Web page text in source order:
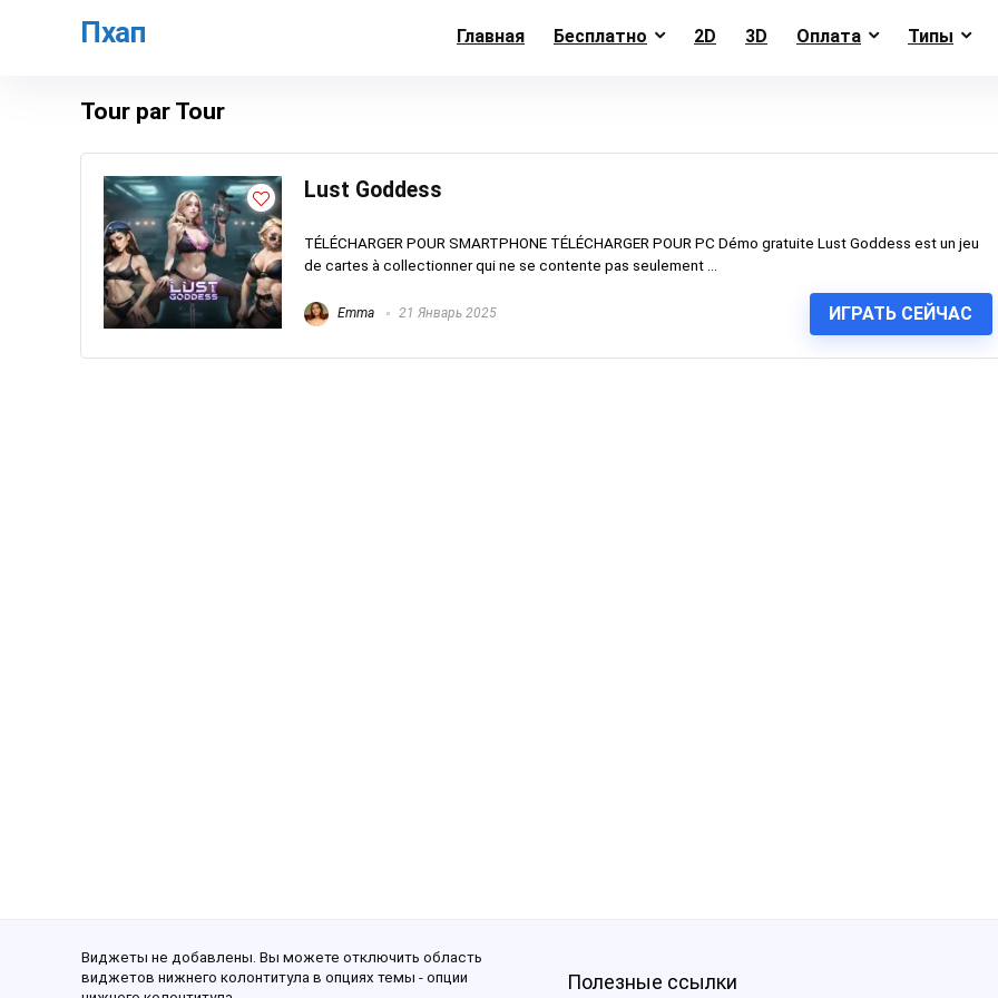
Пхап Главная Бесплатно 2D 3D Оплата Типы
Tour par Tour
Lust Goddess
TÉLÉCHARGER POUR SMARTPHONE TÉLÉCHARGER POUR PC Démo gratuite Lust Goddess est un jeu
de cartes à collectionner qui ne se contente pas seulement ...
Emma 21 Январь 2025 ИГРАТЬ СЕЙЧАС
Виджеты не добавлены. Вы можете отключить область
виджетов нижнего колонтитула в опциях темы - опции
Полезные ссылки